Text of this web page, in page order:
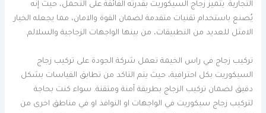
التجارية. يتميز زجاج السيكوريت بقدرته الفائقة على التحمل، حيث إنه
يُصنع باستخدام تقنيات متقدمة لضمان القوة والامان، مما يجعله الخيار
الامثل للعديد من التطبيقات، من بينها الواجهات الزجاجية والسلالم.
تركيب زجاج في راس الخيمة تعمل شركة الجودة على تركيب زجاج
السيكوريت بكل احترافية، حيث يتم التاكد من تطابق القياسات بشكل
دقيق لضمان تركيب الزجاج بطريقة آمنة ومتقنة. سواء كنت بحاجة
لتركيب زجاج سيكوريت في الواجهات او النوافذ او في مناطق اخرى من